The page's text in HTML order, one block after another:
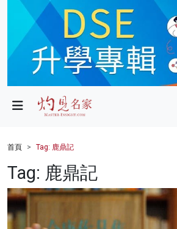
政局
財經
健康
商業
首頁 Tag: 鹿鼎記
Tag: 鹿鼎記